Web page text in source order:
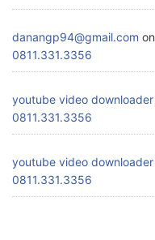
danangp94@gmail.com on
0811.331.3356
youtube video downloader
0811.331.3356
youtube video downloader
0811.331.3356